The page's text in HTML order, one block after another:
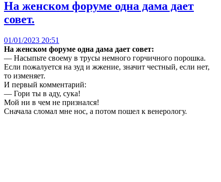
На женском форуме одна дама дает
совет.
01/01/2023 20:51
На женском форуме одна дама дает совет:
— Насыпьте своему в трусы немного горчичного порошка.
Если пожалуется на зуд и жжение, значит честный, если нет,
то изменяет.
И первый комментарий:
— Гори ты в аду, сука!
Мой ни в чем не признался!
Cначала сломал мне нос, а потом пошел к венерологу.